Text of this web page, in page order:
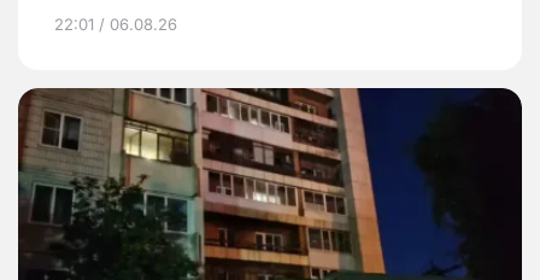
22:01 / 06.08.26